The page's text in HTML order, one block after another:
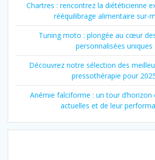
Chartres : rencontrez la diététicienne
rééquilibrage alimentaire sur-
Tuning moto : plongée au cœur
personnalisées uniques
Découvrez notre sélection des
pressothérapie pour
Anémie falciforme : un tour d’horizon
actuelles et de leur